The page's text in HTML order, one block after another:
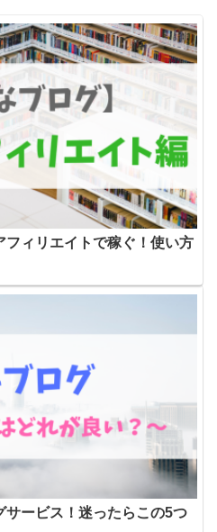
フィリエイトで稼ぐ！使い方
サービス！迷ったらこの5つ